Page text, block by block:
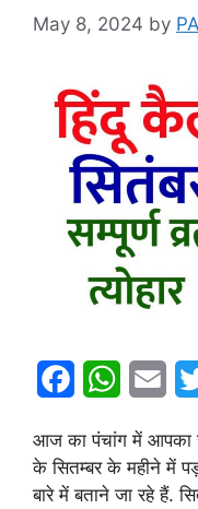
May 8, 2024 by
c
e
W
a
t
a
i
आज का पंचांग में आपका
के सितम्बर के महीने में
बारे में बताने जा रहे हैं.